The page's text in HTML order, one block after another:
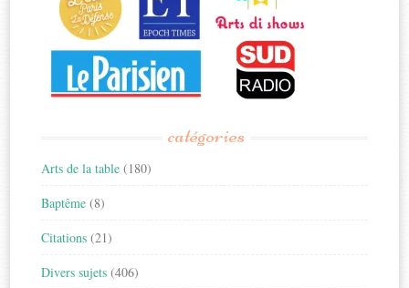
catégories
Arts de la table (180)
Baptême (8)
Citations (21)
Divers sujets (406)